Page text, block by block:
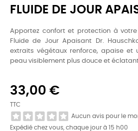
FLUIDE DE JOUR
Apportez confort et protection à
Fluide de Jour Apaisant Dr.
extraits végétaux renforce, apaise et
peau visiblement plus douce et
33,00 €
TTC
Aucun avis pour le
Expédié chez vous, chaque jour à 15 h00